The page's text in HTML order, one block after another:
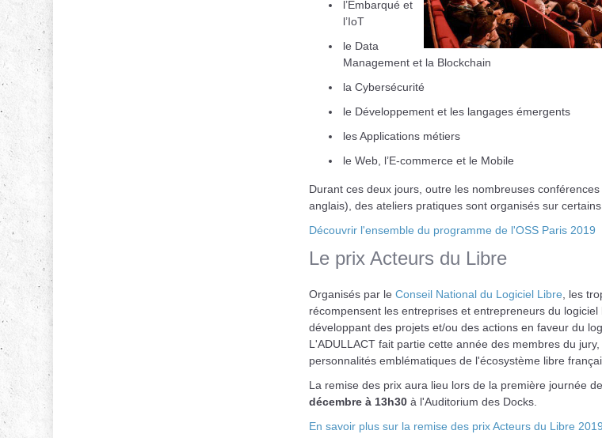
l’Embarqué et
l’IoT
le Data
Management et la Blockchain
la Cybersécurité
le Développement et les langages émergents
les Applications métiers
le Web, l’E-commerce et le Mobile
Durant ces deux jours, outre les nombreuses
anglais), des ateliers pratiques sont organisés sur
Découvrir l'ensemble du programme de l'OSS Paris 2019
Le prix Acteurs du Libre
Organisés par le Conseil National du Logiciel Libre , les
récompensent les entreprises et entrepreneurs du
développant des projets et/ou des actions en faveur du
L'ADULLACT fait partie cette année des membres du
personnalités emblématiques de l'écosystème libre
La remise des prix aura lieu lors de la première journée
décembre à 13h30à l'Auditorium des Docks.
En savoir plus sur la remise des prix Acteurs du Libre 2019